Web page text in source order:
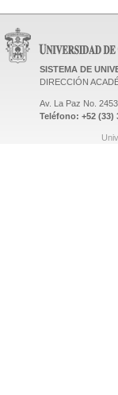
SISTEMA DE
DIRECCIÓN
Av. La Paz No.
Teléfono: +52 (33)